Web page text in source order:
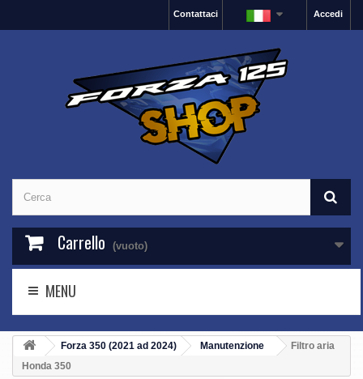
Accedi
Contattaci
Carrello (vuoto)
MENU
Forza 350 (2021 ad 2024) Manutenzione
Filtro aria
Honda 350